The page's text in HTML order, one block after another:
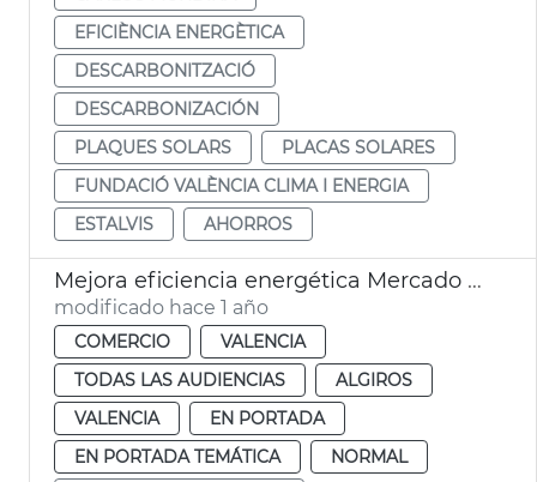
EFICIÈNCIA ENERGÈTICA
DESCARBONITZACIÓ
DESCARBONIZACIÓN
PLAQUES SOLARS
PLACAS SOLARES
FUNDACIÓ VALÈNCIA CLIMA I ENERGIA
ESTALVIS
AHORROS
Mejora eficiencia energética Mercado de Algirós
modificado hace 1 año
COMERCIO
VALENCIA
TODAS LAS AUDIENCIAS
ALGIROS
VALENCIA
EN PORTADA
EN PORTADA TEMÁTICA
NORMAL